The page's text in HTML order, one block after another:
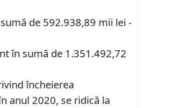
de 592.938,89 mii lei -
în sumă de 1.351.492,72
încheierea
anul 2020, se ridică la